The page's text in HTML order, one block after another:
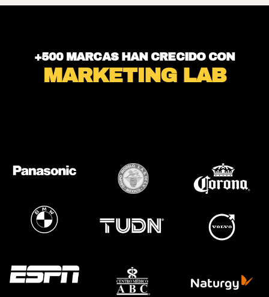
+500 MARCAS HAN CRECIDO CON
MARKETING LAB